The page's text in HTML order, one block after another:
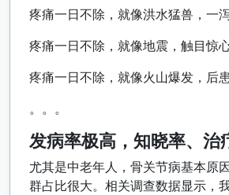
疼痛一日不除，就像洪水猛兽，一
疼痛一日不除，就像地震，触目惊
疼痛一日不除，就像火山爆发，后
。。。
发病率极高，知晓率、治
尤其是中老年人，骨关节病基本原
群占比很大。相关调查数据显示，